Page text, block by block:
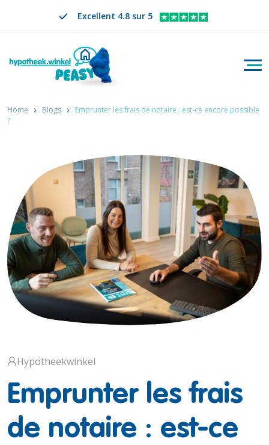
Excellent 4.8 sur 5
Rechercher
CHANGER DE LANGUE. LA LANGUE
FR
Home Blogs
Emprunter les frais de notaire : est-ce encore possible
?
Hypotheekwinkel
Emprunter les frais
de notaire : est-ce